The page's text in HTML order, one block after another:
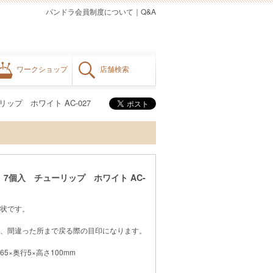
ワークショップ 店舗検索
Q&A
｜
パンドラ会員制度について
ップ ホワイト AC-027
7個入 チューリップ ホワイト AC-
です。
間違った所まで戻る際の目印になります。
奥行5×高さ100mm